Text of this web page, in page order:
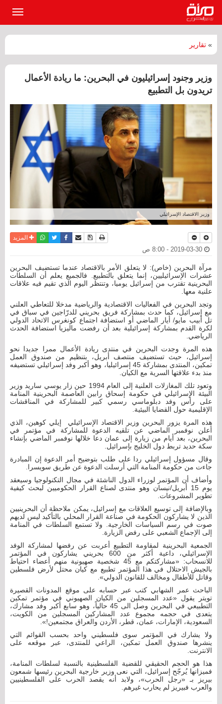
» تقارير
وزير وجنود إسرائيليون في البحرين: ما ريادة الأعمال
تريدون بل التطبيع
وزير الاقتصاد الإسرائيلي
نسخة للطباعة
حفظ الموضوع
أرسل الى صديق
فيسبوكتويترواتسابالمزيد
مرآة البحرين (خاص): لا يتعلق الأمر بالاقتصاد عندما تستضيف البحرين
عشرات الإسرائيليين، إنما يتعلق بالتطبيع. فالجميع يعلم أن السلطات
البحرينية تقترب من إسرائيل يوميا، وتنتظر اليوم الذي تقيم فيه علاقات
علنية معها.
وتجد البحرين في الفعاليات الاقتصادية والرياضية مدخلا للتعاطي العلني
مع إسرائيل، كما حدث بمشاركة فريق بحريني للدرّاجين في سباق في
تل أبيب مايو/ أيار الماضي أو استضافة اجتماع كونغرس الاتحاد الدولي
لكرة القدم بمشاركة إسرائيلية بعد أن رفضت ماليزيا استضافة الحدث
الرياضي.
هذه المرة وجدت البحرين في منتدى ريادة الأعمال ممرا جديدا نحو
إسرائيل، حيث تستضيف منتصف أبريل، بتنظيم من صندوق العمل
تمكين، المنتدى بمشاركة 45 إسرائيليا، وهو أكبر وفد إسرائيلي تستضيفه
منذ بدء علاقتها السرية مع الكيان.
وتعود تلك المغازلات العلنية إلى العام 1994 حين زار يوسي ساريد وزير
البيئة الإسرائيلي في حكومة إسحاق رابين العاصمة البحرينية المنامة
على رأس وفد دبلوماسي رسمي كبير للمشاركة في المناقشات
الإقليمية حول القضايا البيئية.
هذه المرة يزور البحرين وزير الاقتصاد الإسرائيلي إيلي كوهين، الذي
أعلن نوفمبر الماضي عن تلقيه الدعوة للمشاركة في مؤتمر في
البحرين، بعد أيام من زيارة إلى عمان دعا خلالها نوفمبر الماضي بإنشاء
سكة حديد تربط دول الخليج بإسرائيل.
وقال مسؤول إسرائيلي ردا على طلب بتوضيح أمر الدعوة إن المبادرة
جاءت من حكومة المنامة التي أرسلت الدعوة عن طريق سويسرا.
وأضاف أن المؤتمر لوزراء الدول الناشئة في مجال التكنولوجيا وسيعقد
يوم 15 أبريل/نيسان وهو منتدى لصناع القرار الحكوميين لبحث كيفية
تطوير المشروعات.
وبالإضافة إلى توسيع العلاقات مع إسرائيل، يمكن ملاحظة أن البحرينيين
الذين لا يشاركون الحكومة في صناعة القرار المحلي بالتأكيد ليس لديهم
صوت في رسم السياسات الخارجية. ولا تستمع السلطات في المنامة
إلى الإجماع الشعبي على رفض الزيارة.
الجمعية البحرينية لمقاومة التطبيع أعربت عن رفضها لمشاركة الوفد
الإسرائيلي، داعية أكثر من 600 بحريني يشاركون في المؤتمر
للانسحاب: «مشاركتكم مع 45 شخصية صهيونية منهم أعضاء احتياط
بالجيش الاحتلال في هذا المؤتمر تطبيع مع كيان محتل لأرض فلسطين
وقاتل للأطفال ومخالف للقانون الدولي».
الباحث عمر الشهابي كتب عبر حسابه على موقع المدونات القصيرة
تويتر يقول «عدد المسجلين من الكيان الصهيوني في مؤتمر تمكين
التطبيعي في البحرين وصل الى 45 حالياً، وهو سابع أكبر وفد مشارك،
يتعدى في حجمه مجموع عدد المشاركين المسجلين من الكويت،
السعودية، الإمارات، عمان، قطر، الأردن والعراق مجتمعين!».
ولا يشارك في المؤتمر سوى فلسطيني واحد بحسب القوائم التي
ينشرها صندوق العمل تمكين، الراعي للمنتدى، عبر موقعه على
الانترنت.
هذا هو الحجم الحقيقي للقضية الفلسطينية بالنسبة لسلطات المنامة،
فميزانها يُرجّح إسرائيل، التي نعى وزير خارجية البحرين رئيسها شمعون
بيريز بـ «رجل الحرب»، ولابد أنه يقصد الحرب على الفلسطينيين
والعرب فبيريز لم يحارب غيرهم.